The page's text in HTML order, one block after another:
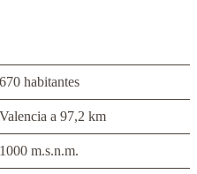
670 habitantes
Valencia a 97,2 km
1000 m.s.n.m.